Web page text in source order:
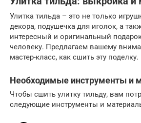
Улитка тильда – это не только
декора, подушечка для иголок, а
интересный и оригинальный
человеку. Предлагаем вашему
мастер-класс, как сшить эту поделку.
Необходимые инструменты и
Чтобы сшить улитку тильду, вам
следующие инструменты и